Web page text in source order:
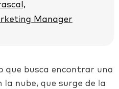
Manager
que busca encontrar una
la nube, que surge de la